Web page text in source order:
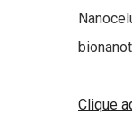
Clique